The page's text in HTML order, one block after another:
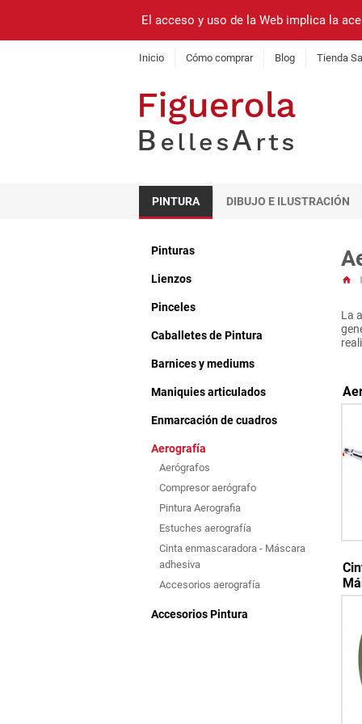
El acceso y uso de la Web implica la
Inicio Cómo comprar Blog Tienda
PINTURA DIBUJO E ILUSTRACIÓN
Pinturas
Lienzos
Pinceles
Caballetes de Pintura
Barnices y mediums
Maniquies articulados
Enmarcación de cuadros
Aerografía
Aerógrafos
Compresor aerógrafo
Pintura Aerografia
Estuches aerografía
Cinta enmascaradora - Máscara
adhesiva
Accesorios aerografía
Accesorios Pintura
La